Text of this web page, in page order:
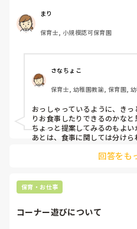
う子もいます。1グループずつ
て落ち着いて食べれるのでわと
ででしゃばって言いにくいで
うのですが…
みなさんの保育園ではどうし
まり
保育士, 小規模認可保育園
さなちょこ
保育士, 幼稚園教諭, 保育園,
おっしゃっているように、き
りお食事したりできるのかな
ちょっと提案してみるのもよ
あとは、食事に関しては分け
メンバーを工夫してみたり。
しれないですね☺️
回答をも
保育・お仕事
コーナー遊びについて